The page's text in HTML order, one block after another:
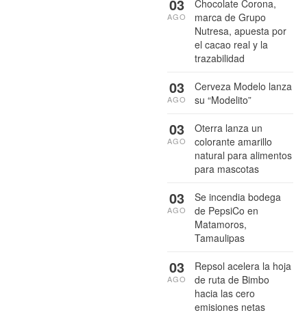
Chocolate Corona,
marca de Grupo
Nutresa, apuesta por
el cacao real y la
trazabilidad
03
AGO
Cerveza Modelo lanza
su “Modelito”
03
AGO
Oterra lanza un
colorante amarillo
natural para alimentos
para mascotas
03
AGO
Se incendia bodega
de PepsiCo en
Matamoros,
Tamaulipas
03
AGO
Repsol acelera la hoja
de ruta de Bimbo
hacia las cero
emisiones netas
03
AGO